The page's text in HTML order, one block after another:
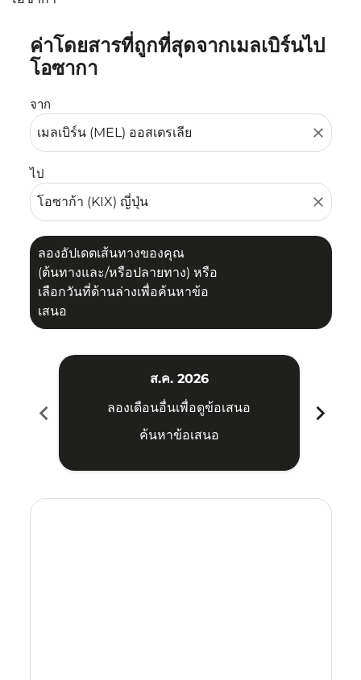
ค่าโดยสารที่ถูกที่สุดจากเมลเบิร์นไป
โอซากา
จาก
close
ไป
close
ลองอัปเดตเส้นทางของคุณ
(ต้นทางและ/หรือปลายทาง) หรือ
เลือกวันที่ด้านล่างเพื่อค้นหาข้อ
เสนอ
ลองอัปเดตเส้นทางของคุณ (ต้นทางและ/หรือปลายทาง) หรื
chevron_left
ส.ค. 2026
ลองเดือนอื่นเพื่อดูข้อเสนอ
ค้นหาข้อเสนอ
chevron_right